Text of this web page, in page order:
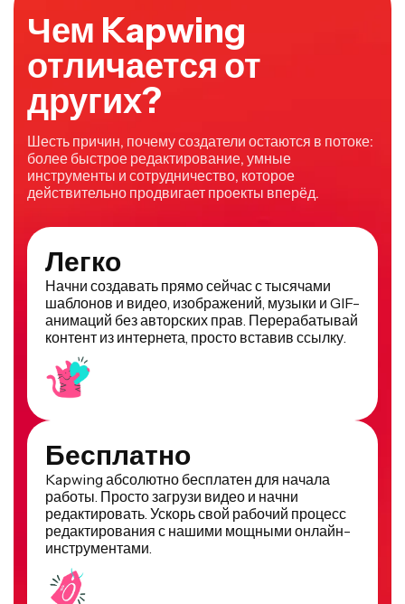
Чем Kapwing
отличается от
других?
Шесть причин, почему создатели остаются в потоке:
более быстрое редактирование, умные
инструменты и сотрудничество, которое
действительно продвигает проекты вперёд.
Легко
Начни создавать прямо сейчас с тысячами
шаблонов и видео, изображений, музыки и GIF-
анимаций без авторских прав. Перерабатывай
контент из интернета, просто вставив ссылку.
Бесплатно
Kapwing абсолютно бесплатен для начала
работы. Просто загрузи видео и начни
редактировать. Ускорь свой рабочий процесс
редактирования с нашими мощными онлайн-
инструментами.